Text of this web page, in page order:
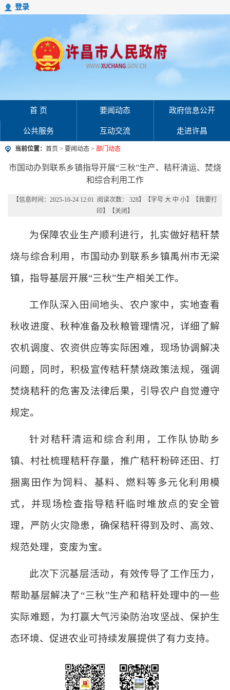
登录
首 页 要闻动态 政府信息公开
公共服务 互动交流 走进许昌
当前位置： 首页 > 要闻动态 > 部门动态
市国动办到联系乡镇指导开展“三秋”生产、秸秆清运、焚烧
和综合利用工作
【信息时间：2025-10-24 12:01 阅读次数： 328】【字号 大 中 小】【我要打
印】【关闭 】
为保障农业生产顺利进行，扎实做好秸秆禁
烧与综合利用，市国动办到联系乡镇禹州市无梁
镇，指导基层开展“三秋”生产相关工作。
工作队深入田间地头、农户家中，实地查看
秋收进度、秋种准备及秋粮管理情况，详细了解
农机调度、农资供应等实际困难，现场协调解决
问题，同时，积极宣传秸秆禁烧政策法规，强调
焚烧秸秆的危害及法律后果，引导农户自觉遵守
规定。
针对秸秆清运和综合利用，工作队协助乡
镇、村社梳理秸秆存量，推广秸秆粉碎还田、打
捆离田作为饲料、基料、燃料等多元化利用模
式，并现场检查指导秸秆临时堆放点的安全管
理，严防火灾隐患，确保秸秆得到及时、高效、
规范处理，变废为宝。
此次下沉基层活动，有效传导了工作压力，
帮助基层解决了“三秋”生产和秸秆处理中的一些
实际难题，为打赢大气污染防治攻坚战、保护生
态环境、促进农业可持续发展提供了有力支持。